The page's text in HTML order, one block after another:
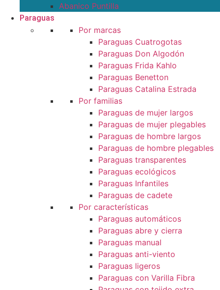
Abanico Puntilla
Paraguas
Por marcas
Paraguas Cuatrogotas
Paraguas Don Algodón
Paraguas Frida Kahlo
Paraguas Benetton
Paraguas Catalina Estrada
Por familias
Paraguas de mujer largos
Paraguas de mujer plegables
Paraguas de hombre largos
Paraguas de hombre plegables
Paraguas transparentes
Paraguas ecológicos
Paraguas Infantiles
Paraguas de cadete
Por características
Paraguas automáticos
Paraguas abre y cierra
Paraguas manual
Paraguas anti-viento
Paraguas ligeros
Paraguas con Varilla Fibra